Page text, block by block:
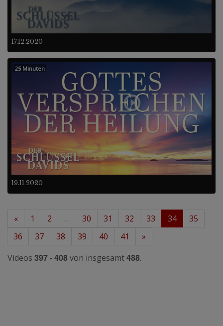
17.12.2020
19.11.2020
25 Minuten
« 1 2 … 30 31 32 33 34
35
36
37 38 39 40 41
»
Videos 397 - 408von insgesamt488.